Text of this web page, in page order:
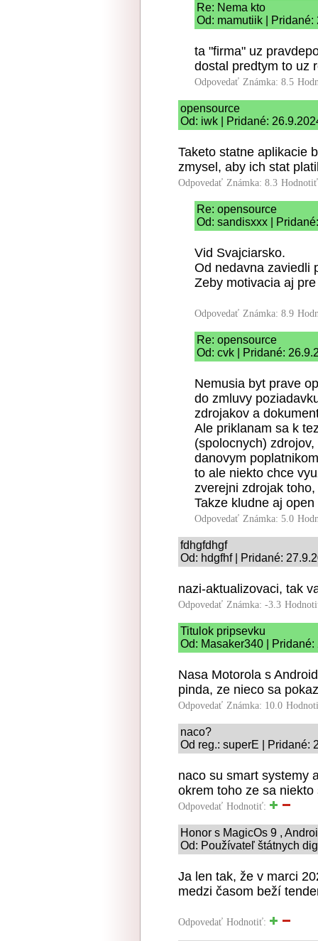
Re: Nema kto
Od: mamutiik | Pridané:
ta "firma" uz
dostal predtym to uz
Odpovedať Známka: 8.5
opensource
Od: iwk | Pridané:
Taketo statne aplikacie
zmysel, aby ich stat
Odpovedať Známka: 8.3
Re: opensource
Od: sandisxxx |
Vid Svajciarsko.
Od nedavna zaviedli
Zeby motivacia aj
Odpovedať Známka: 8.9
Re: opensource
Od: cvk | Pridané:
Nemusia byt prave
do zmluvy
zdrojakov a
Ale priklanam sa k
(spolocnych)
danovym
to ale niekto chce
zverejni zdrojak
Takze kludne aj
Odpovedať Známka: 5.0
fdhgfdhgf
Od: hdgfhf | Pridané:
nazi-aktualizovaci, tak
Odpovedať Známka: -3.3
Titulok pripsevku
Od: Masaker340 |
Nasa Motorola s
pinda, ze nieco sa
Odpovedať Známka: 10.0
naco?
Od reg.: superE | Pridané:
naco su smart systemy
okrem toho ze sa
Odpovedať Hodnotiť:
Honor s MagicOs 9 ,
Od: Používateľ štátnych
Ja len tak, že v marci
medzi časom beží
Odpovedať Hodnotiť: